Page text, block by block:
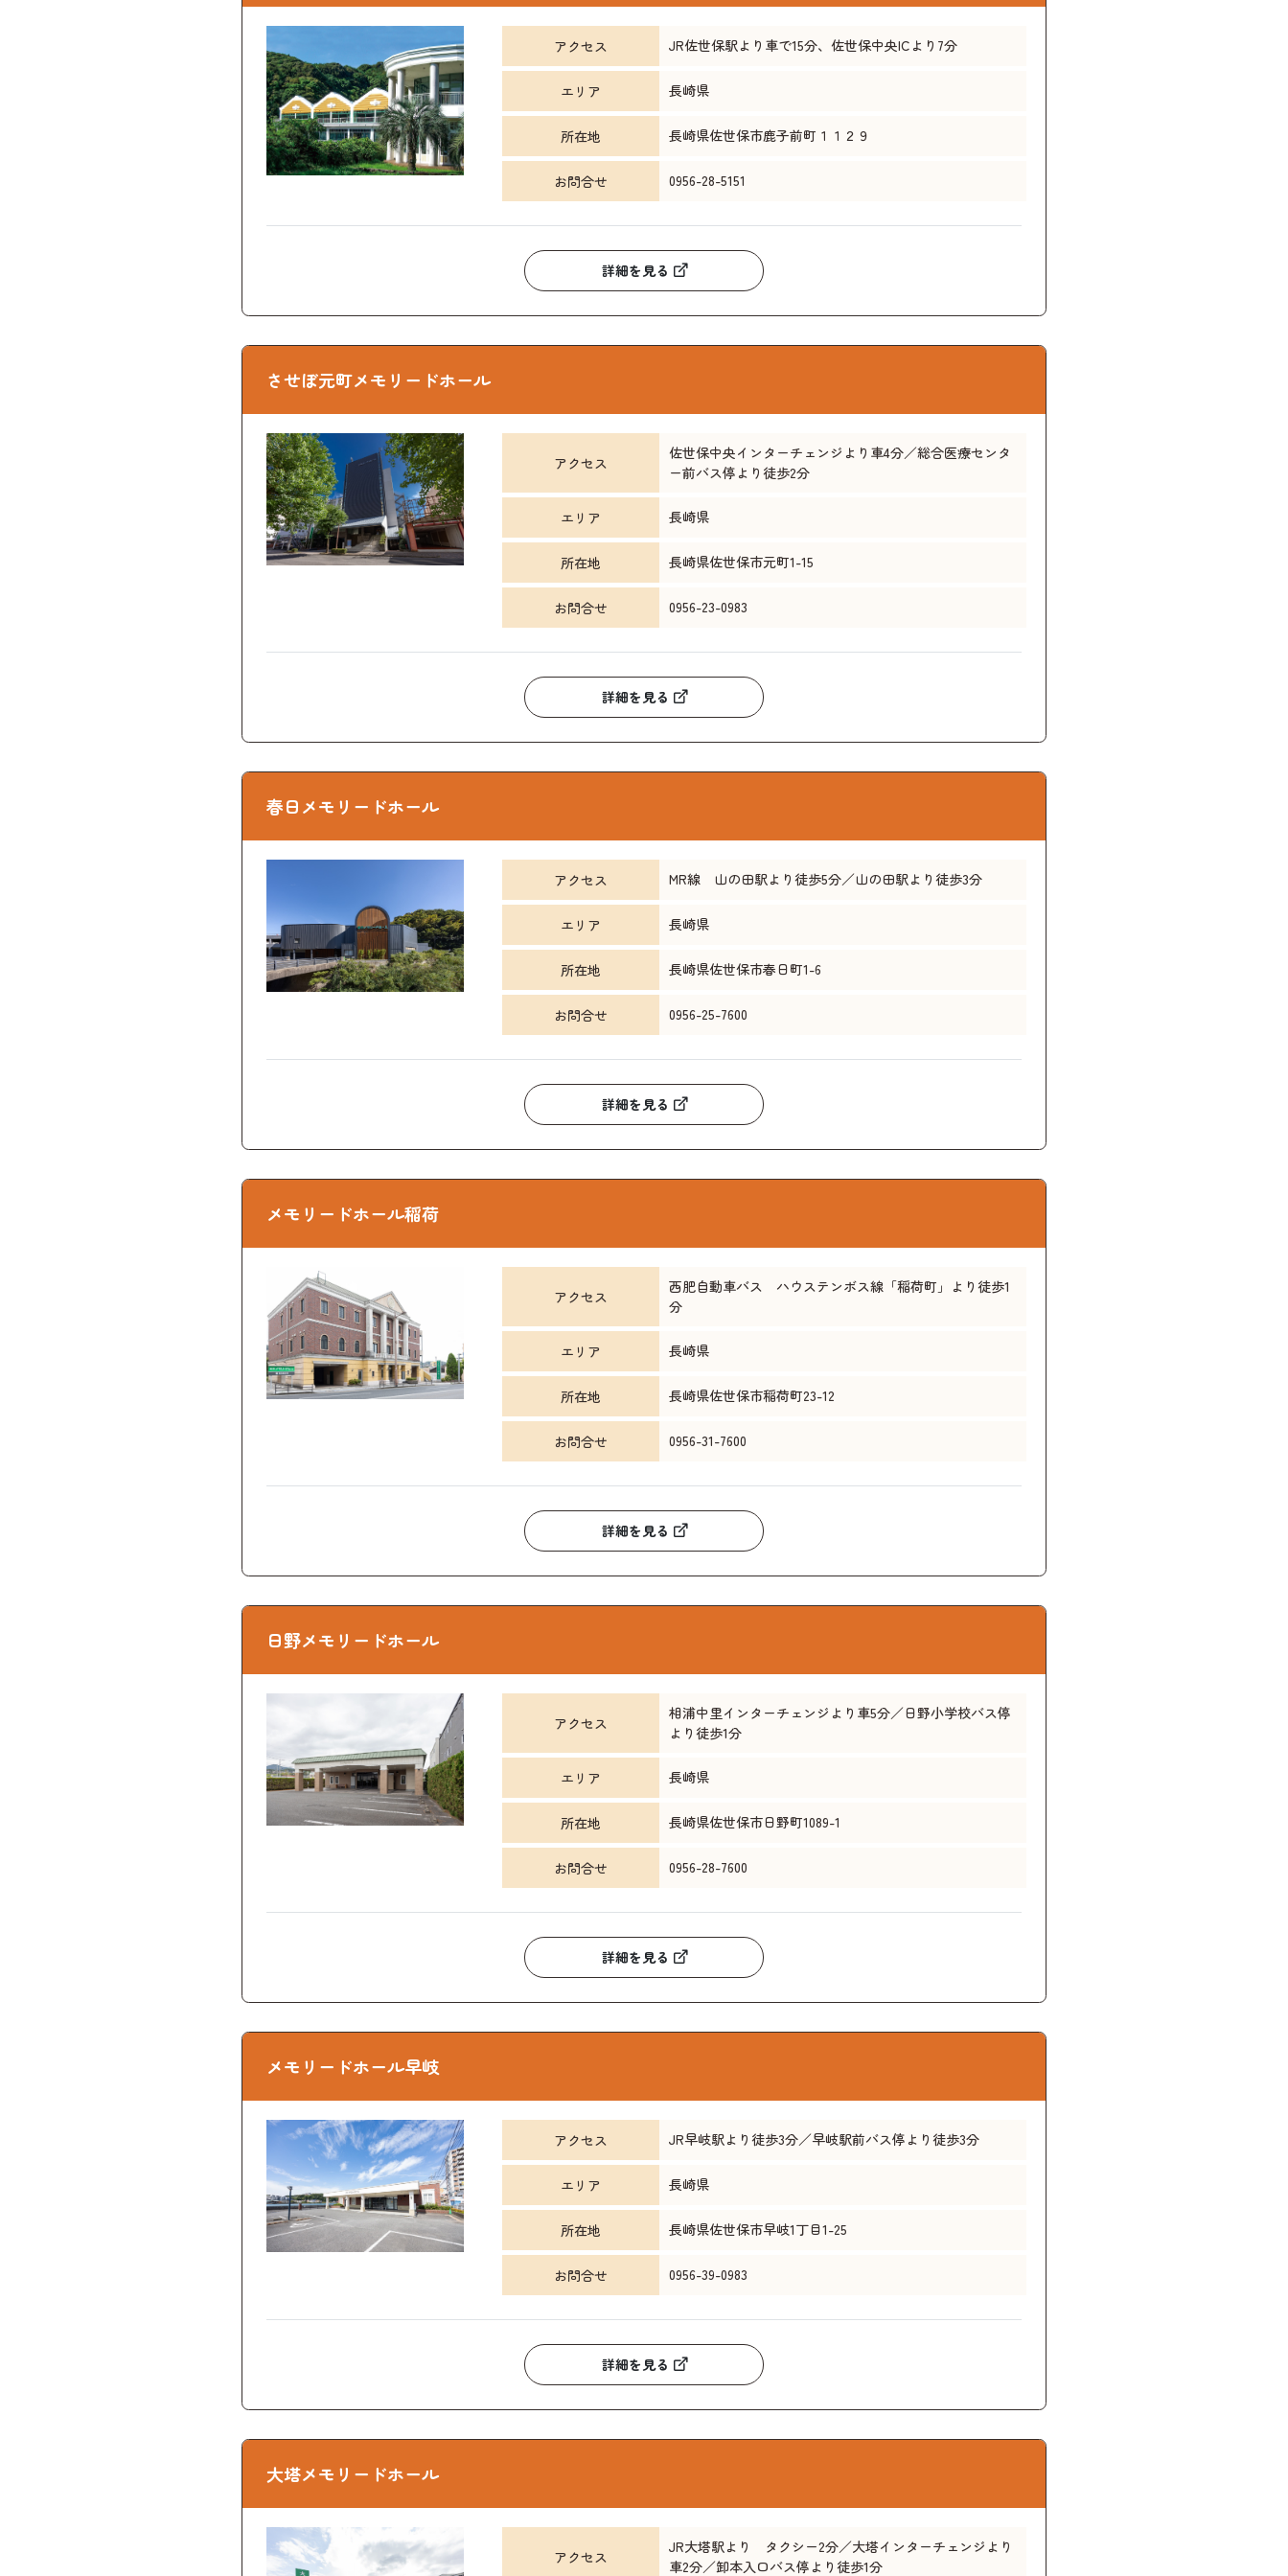
アクセス JR佐世保駅より車で15分、佐世保中央ICより7分
エリア 長崎県
所在地 長崎県佐世保市鹿子前町１１２９
お問合せ 0956-28-5151
詳細を見る
させぼ元町メモリードホール
アクセス
佐世保中央インターチェンジより車4分／総合医療センタ
ー前バス停より徒歩2分
エリア 長崎県
所在地 長崎県佐世保市元町1-15
お問合せ 0956-23-0983
詳細を見る
春日メモリードホール
アクセス MR線 山の田駅より徒歩5分／山の田駅より徒歩3分
エリア 長崎県
所在地 長崎県佐世保市春日町1-6
お問合せ 0956-25-7600
詳細を見る
メモリードホール稲荷
アクセス
西肥自動車バス ハウステンボス線「稲荷町」より徒歩1
分
エリア 長崎県
所在地 長崎県佐世保市稲荷町23-12
お問合せ 0956-31-7600
詳細を見る
日野メモリードホール
アクセス
相浦中里インターチェンジより車5分／日野小学校バス停
より徒歩1分
エリア 長崎県
所在地 長崎県佐世保市日野町1089-1
お問合せ 0956-28-7600
詳細を見る
メモリードホール早岐
アクセス JR早岐駅より徒歩3分／早岐駅前バス停より徒歩3分
エリア 長崎県
所在地 長崎県佐世保市早岐1丁目1-25
お問合せ 0956-39-0983
詳細を見る
大塔メモリードホール
アクセス
JR大塔駅より タクシー2分／大塔インターチェンジより
車2分／卸本入口バス停より徒歩1分